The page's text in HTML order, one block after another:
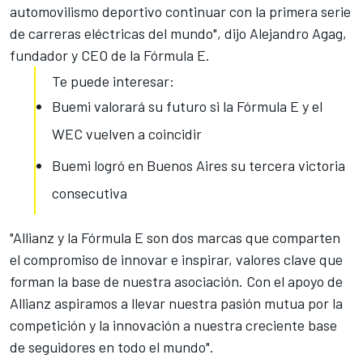
automovilismo deportivo continuar con la primera serie
de carreras eléctricas del mundo", dijo Alejandro Agag,
fundador y CEO de la Fórmula E.
Te puede interesar:
Buemi valorará su futuro si la Fórmula E y el
WEC vuelven a coincidir
Buemi logró en Buenos Aires su tercera victoria
consecutiva
"Allianz y la Fórmula E son dos marcas que comparten
el compromiso de innovar e inspirar, valores clave que
forman la base de nuestra asociación. Con el apoyo de
Allianz aspiramos a llevar nuestra pasión mutua por la
competición y la innovación a nuestra creciente base
de seguidores en todo el mundo".